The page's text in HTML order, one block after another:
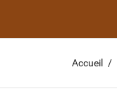
Accueil